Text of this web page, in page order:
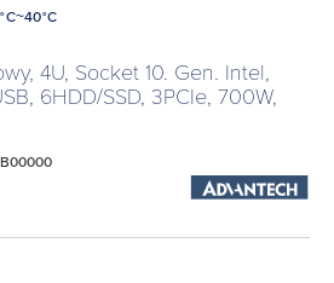
4U, Socket 10. Gen. Intel,
6HDD/SSD, 3PCIe, 700W,